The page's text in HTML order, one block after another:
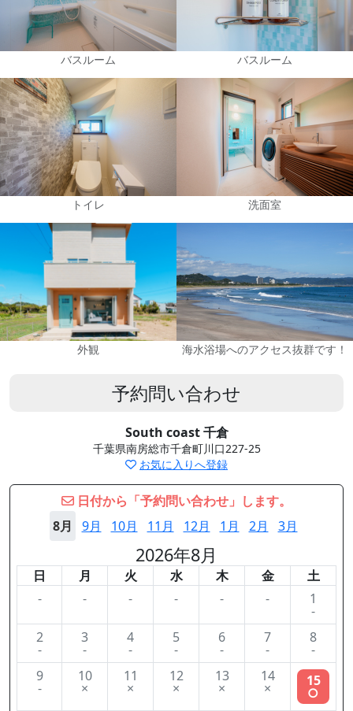
バスルーム バスルーム
トイレ 洗面室
外観 海水浴場へのアクセス抜群です！
予約問い合わせ
South coast 千倉
千葉県南房総市千倉町川口227-25
お気に入りへ登録
日付から「予約問い合わせ」します。
8月
9月 10月 11月 12月 1月 2月 3月
2026年8月
日 月 火 水 木 金
土
-
- - - - - 1
-
2
-
3
-
4
-
5
-
6
-
7
-
8
-
9
-
10
×
11
×
12
×
13
×
14
× 15
○